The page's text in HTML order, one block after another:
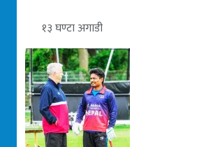
१३ घण्टा अगाडी